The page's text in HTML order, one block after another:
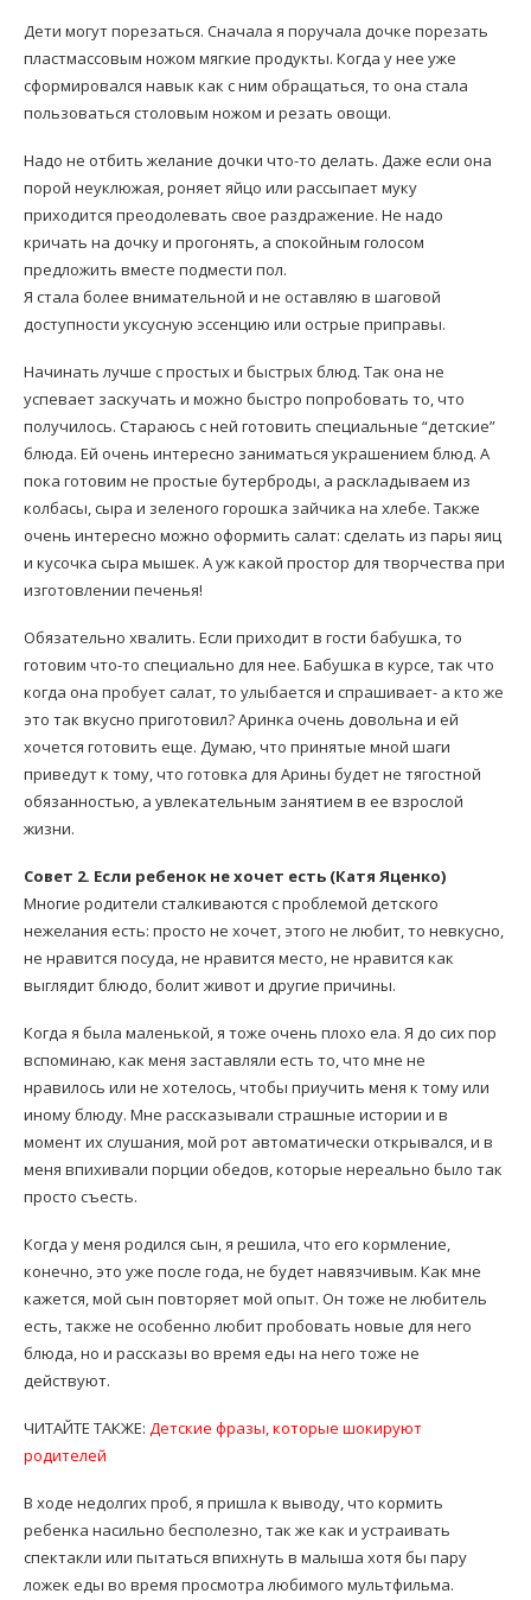
Дети могут порезаться. Сначала я поручала дочке порезать
пластмассовым ножом мягкие продукты. Когда у нее уже
сформировался навык как с ним обращаться, то она стала
пользоваться столовым ножом и резать овощи.
Надо не отбить желание дочки что-то делать. Даже если она
порой неуклюжая, роняет яйцо или рассыпает муку
приходится преодолевать свое раздражение. Не надо
кричать на дочку и прогонять, а спокойным голосом
предложить вместе подмести пол.
Я стала более внимательной и не оставляю в шаговой
доступности уксусную эссенцию или острые приправы.
Начинать лучше с простых и быстрых блюд. Так она не
успевает заскучать и можно быстро попробовать то, что
получилось. Стараюсь с ней готовить специальные “детские”
блюда. Ей очень интересно заниматься украшением блюд. А
пока готовим не простые бутерброды, а раскладываем из
колбасы, сыра и зеленого горошка зайчика на хлебе. Также
очень интересно можно оформить салат: сделать из пары яиц
и кусочка сыра мышек. А уж какой простор для творчества при
изготовлении печенья!
Обязательно хвалить. Если приходит в гости бабушка, то
готовим что-то специально для нее. Бабушка в курсе, так что
когда она пробует салат, то улыбается и спрашивает- а кто же
это так вкусно приготовил? Аринка очень довольна и ей
хочется готовить еще. Думаю, что принятые мной шаги
приведут к тому, что готовка для Арины будет не тягостной
обязанностью, а увлекательным занятием в ее взрослой
жизни.
Совет 2. Если ребенок не хочет есть (Катя Яценко)
Многие родители сталкиваются с проблемой детского
нежелания есть: просто не хочет, этого не любит, то невкусно,
не нравится посуда, не нравится место, не нравится как
выглядит блюдо, болит живот и другие причины.
Когда я была маленькой, я тоже очень плохо ела. Я до сих пор
вспоминаю, как меня заставляли есть то, что мне не
нравилось или не хотелось, чтобы приучить меня к тому или
иному блюду. Мне рассказывали страшные истории и в
момент их слушания, мой рот автоматически открывался, и в
меня впихивали порции обедов, которые нереально было так
просто съесть.
Когда у меня родился сын, я решила, что его кормление,
конечно, это уже после года, не будет навязчивым. Как мне
кажется, мой сын повторяет мой опыт. Он тоже не любитель
есть, также не особенно любит пробовать новые для него
блюда, но и рассказы во время еды на него тоже не
действуют.
ЧИТАЙТЕ ТАКЖЕ: Детские фразы, которые шокируют
родителей
В ходе недолгих проб, я пришла к выводу, что кормить
ребенка насильно бесполезно, так же как и устраивать
спектакли или пытаться впихнуть в малыша хотя бы пару
ложек еды во время просмотра любимого мультфильма.